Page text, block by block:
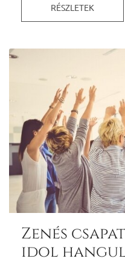
RÉSZLETEK
Zenés
idol